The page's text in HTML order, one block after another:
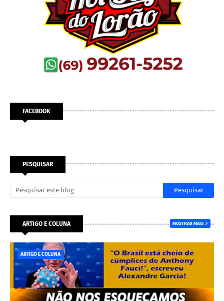
FACEBOOK
PESQUISAR
ARTIGO E COLUNA MOSTRAR MAIS
ARTIGO E COLUNA